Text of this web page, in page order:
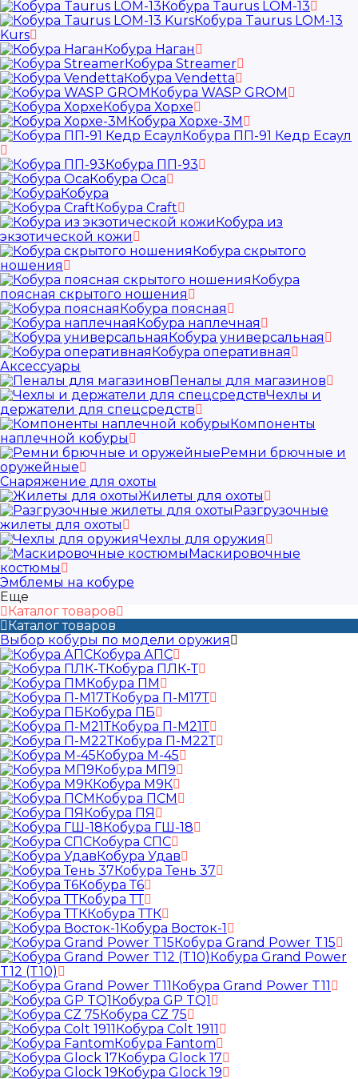
Кобура Taurus LOM-13
Кобура Taurus LOM-13
Kurs
Кобура Наган
Кобура Streamer
Кобура Vendetta
Кобура WASP GROM
Кобура Хорхе
Кобура Хорхе-3М
Кобура ПП-91 Кедр Есаул
Кобура ПП-93
Кобура Оса
Кобура
Кобура Craft
Кобура из
экзотической кожи
Кобура скрытого
ношения
Кобура
поясная скрытого ношения
Кобура поясная
Кобура наплечная
Кобура универсальная
Кобура оперативная
Аксессуары
Пеналы для магазинов
Чехлы и
держатели для спецсредств
Компоненты
наплечной кобуры
Ремни брючные и
оружейные
Снаряжение для охоты
Жилеты для охоты
Разгрузочные
жилеты для охоты
Чехлы для оружия
Маскировочные
костюмы
Эмблемы на кобуре
Еще
Каталог товаров
Каталог товаров
Выбор кобуры по модели оружия
Кобура АПС
Кобура ПЛК-Т
Кобура ПМ
Кобура П-М17Т
Кобура ПБ
Кобура П-М21Т
Кобура П-М22Т
Кобура М-45
Кобура МП9
Кобура М9К
Кобура ПСМ
Кобура ПЯ
Кобура ГШ-18
Кобура СПС
Кобура Удав
Кобура Тень 37
Кобура Т6
Кобура ТТ
Кобура ТТК
Кобура Восток-1
Кобура Grand Power T15
Кобура Grand Power
T12 (T10)
Кобура Grand Power T11
Кобура GP TQ1
Кобура CZ 75
Кобура Colt 1911
Кобура Fantom
Кобура Glock 17
Кобура Glock 19